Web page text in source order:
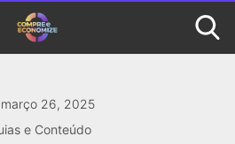
março 26, 2025
e Conteúdo